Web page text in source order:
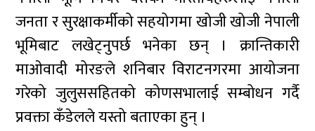
जनता र सुरक्षाकर्मीको सहयोगमा खोजी खोजी नेपाली
भूमिबाट लखेट्नुपर्छ भनेका छन् । क्रान्तिकारी
माओवादी मोरङले शनिबार विराटनगरमा आयोजना
गरेको जुलुससहितको कोणसभालाई सम्बोधन गर्दै
प्रवक्ता कँडेलले यस्तो बताएका हुन् ।